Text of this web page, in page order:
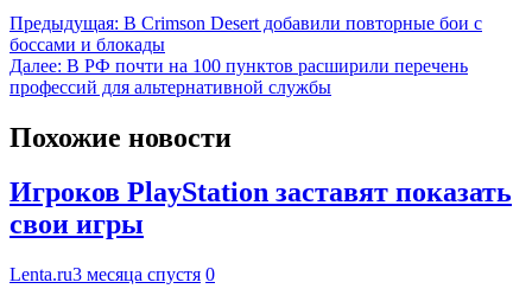
Предыдущая: В Crimson Desert добавили повторные бои с
боссами и блокады
Далее: В РФ почти на 100 пунктов расширили перечень
профессий для альтернативной службы
Похожие новости
Игроков PlayStation заставят показать
свои игры
Lenta.ru3 месяца спустя 0